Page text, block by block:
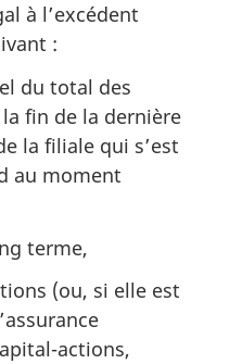
à l’excédent
:
du total des
fin de la dernière
la filiale qui s’est
au moment
terme,
(ou, si elle est
actions,